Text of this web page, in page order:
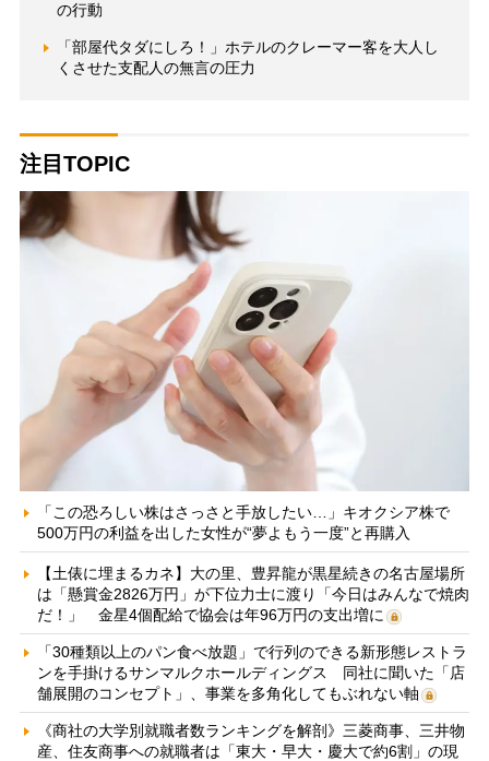
の行動
「部屋代タダにしろ！」ホテルのクレーマー客を大人し
くさせた支配人の無言の圧力
注目TOPIC
「この恐ろしい株はさっさと手放したい…」キオクシア株で
500万円の利益を出した女性が“夢よもう一度”と再購入
【土俵に埋まるカネ】大の里、豊昇龍が黒星続きの名古屋場所
は「懸賞金2826万円」が下位力士に渡り「今日はみんなで焼肉
だ！」 金星4個配給で協会は年96万円の支出増に
「30種類以上のパン食べ放題」で行列のできる新形態レストラ
ンを手掛けるサンマルクホールディングス 同社に聞いた「店
舗展開のコンセプト」、事業を多角化してもぶれない軸
《商社の大学別就職者数ランキングを解剖》三菱商事、三井物
産、住友商事への就職者は「東大・早大・慶大で約6割」の現